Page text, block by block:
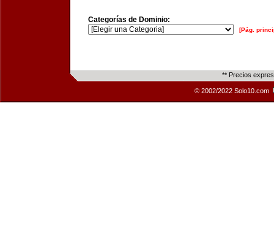
Categorías de Dominio:
[Pág.
** Precios
© 2002/2022 Solo10.com